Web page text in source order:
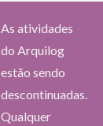
As atividades
do Arquilog
estão sendo
descontinuadas.
Qualquer